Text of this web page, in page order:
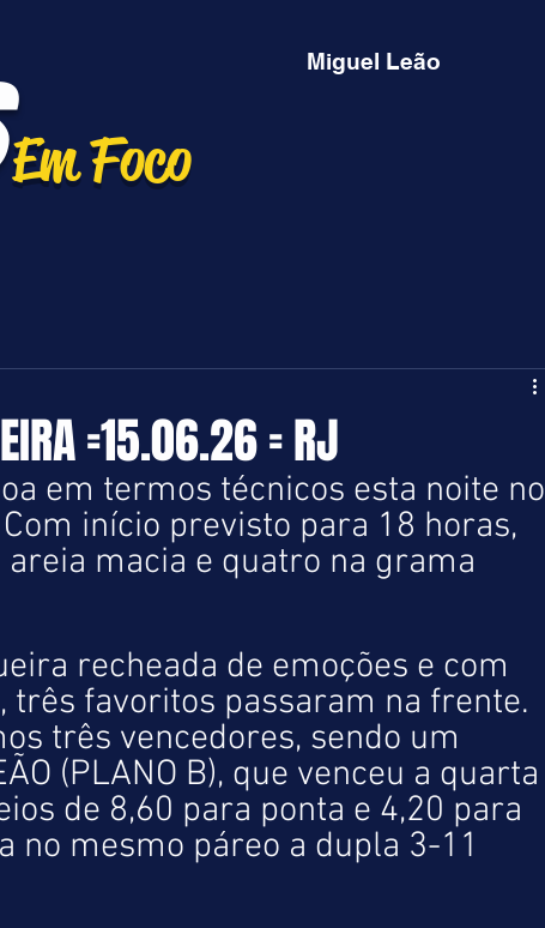
Em Foco
Miguel Leão
=15.06.26 = RJ
em termos técnicos esta noite no
início previsto para 18 horas,
macia e quatro na grama
recheada de emoções e com
três favoritos passaram na frente.
três vencedores, sendo um
(PLANO B), que venceu a quarta
de 8,60 para ponta e 4,20 para
no mesmo páreo a dupla 3-11